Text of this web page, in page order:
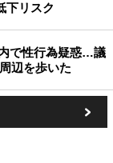
下リスク
で性行為疑惑…議
辺を歩いた